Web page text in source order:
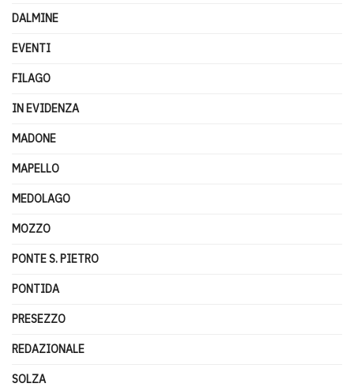
DALMINE
EVENTI
FILAGO
IN EVIDENZA
MADONE
MAPELLO
MEDOLAGO
MOZZO
PONTE S. PIETRO
PONTIDA
PRESEZZO
REDAZIONALE
SOLZA